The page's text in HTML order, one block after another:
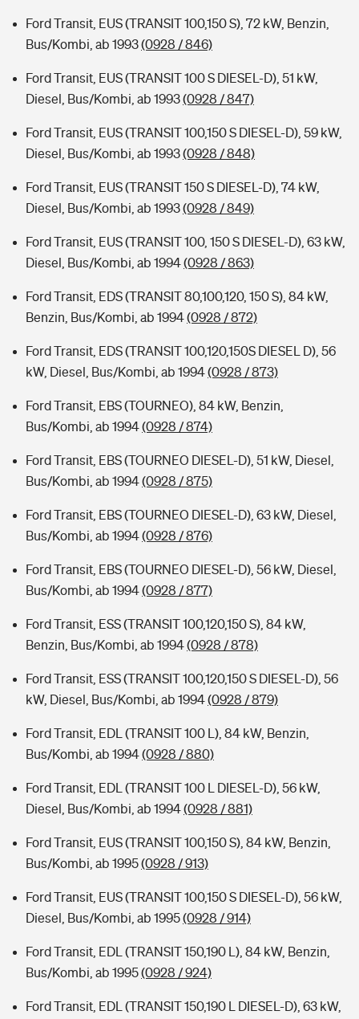
Ford Transit, EUS (TRANSIT 100,150 S), 72 kW, Benzin,
Bus/Kombi, ab 1993(0928 / 846)
Ford Transit, EUS (TRANSIT 100 S DIESEL-D), 51 kW,
Diesel, Bus/Kombi, ab 1993(0928 / 847)
Ford Transit, EUS (TRANSIT 100,150 S DIESEL-D), 59 kW,
Diesel, Bus/Kombi, ab 1993(0928 / 848)
Ford Transit, EUS (TRANSIT 150 S DIESEL-D), 74 kW,
Diesel, Bus/Kombi, ab 1993(0928 / 849)
Ford Transit, EUS (TRANSIT 100, 150 S DIESEL-D), 63 kW,
Diesel, Bus/Kombi, ab 1994(0928 / 863)
Ford Transit, EDS (TRANSIT 80,100,120, 150 S), 84 kW,
Benzin, Bus/Kombi, ab 1994(0928 / 872)
Ford Transit, EDS (TRANSIT 100,120,150S DIESEL D), 56
kW, Diesel, Bus/Kombi, ab 1994(0928 / 873)
Ford Transit, EBS (TOURNEO), 84 kW, Benzin,
Bus/Kombi, ab 1994(0928 / 874)
Ford Transit, EBS (TOURNEO DIESEL-D), 51 kW, Diesel,
Bus/Kombi, ab 1994(0928 / 875)
Ford Transit, EBS (TOURNEO DIESEL-D), 63 kW, Diesel,
Bus/Kombi, ab 1994(0928 / 876)
Ford Transit, EBS (TOURNEO DIESEL-D), 56 kW, Diesel,
Bus/Kombi, ab 1994(0928 / 877)
Ford Transit, ESS (TRANSIT 100,120,150 S), 84 kW,
Benzin, Bus/Kombi, ab 1994(0928 / 878)
Ford Transit, ESS (TRANSIT 100,120,150 S DIESEL-D), 56
kW, Diesel, Bus/Kombi, ab 1994(0928 / 879)
Ford Transit, EDL (TRANSIT 100 L), 84 kW, Benzin,
Bus/Kombi, ab 1994(0928 / 880)
Ford Transit, EDL (TRANSIT 100 L DIESEL-D), 56 kW,
Diesel, Bus/Kombi, ab 1994(0928 / 881)
Ford Transit, EUS (TRANSIT 100,150 S), 84 kW, Benzin,
Bus/Kombi, ab 1995(0928 / 913)
Ford Transit, EUS (TRANSIT 100,150 S DIESEL-D), 56 kW,
Diesel, Bus/Kombi, ab 1995(0928 / 914)
Ford Transit, EDL (TRANSIT 150,190 L), 84 kW, Benzin,
Bus/Kombi, ab 1995(0928 / 924)
Ford Transit, EDL (TRANSIT 150,190 L DIESEL-D), 63 kW,